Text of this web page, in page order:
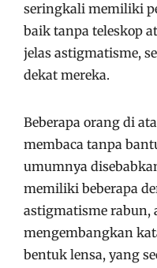
seringkali memiliki
baik tanpa teleskop
jelas astigmatisme,
dekat mereka.
Beberapa orang di
membaca tanpa
umumnya
memiliki beberapa
astigmatisme rabun,
mengembangkan
bentuk lensa, yang